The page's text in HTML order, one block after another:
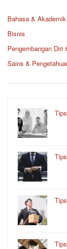
Bahasa & Akademik
Bisnis
Pengembangan Diri
Sains &